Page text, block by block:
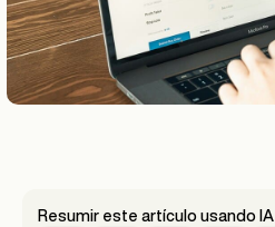
Resumir este artículo usando IA